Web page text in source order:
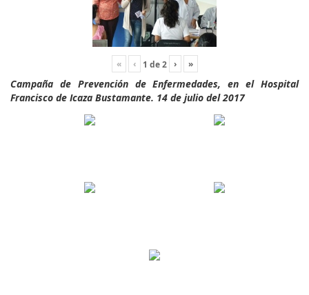
« ‹ 1 de2 › »
Campaña de Prevención de Enfermedades, en el Hospital
Francisco de Icaza Bustamante. 14 de julio del 2017